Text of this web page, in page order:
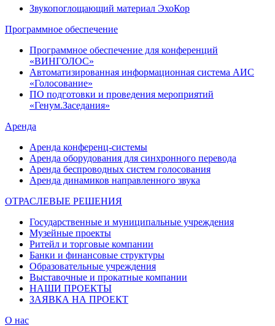
Звукопоглощающий материал ЭхоКор
Программное обеспечение
Программное обеспечение для конференций
«ВИНГОЛОС»
Автоматизированная информационная система АИС
«Голосование»
ПО подготовки и проведения мероприятий
«Генум.Заседания»
Аренда
Аренда конференц-системы
Аренда оборудования для синхронного перевода
Аренда беспроводных систем голосования
Аренда динамиков направленного звука
ОТРАСЛЕВЫЕ РЕШЕНИЯ
Государственные и муниципальные учреждения
Музейные проекты
Ритейл и торговые компании
Банки и финансовые структуры
Образовательные учреждения
Выставочные и прокатные компании
НАШИ ПРОЕКТЫ
ЗАЯВКА НА ПРОЕКТ
О нас